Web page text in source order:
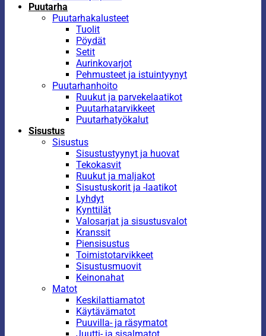
Puutarha
Puutarhakalusteet
Tuolit
Pöydät
Setit
Aurinkovarjot
Pehmusteet ja istuintyynyt
Puutarhanhoito
Ruukut ja parvekelaatikot
Puutarhatarvikkeet
Puutarhatyökalut
Sisustus
Sisustus
Sisustustyynyt ja huovat
Tekokasvit
Ruukut ja maljakot
Sisustuskorit ja -laatikot
Lyhdyt
Kynttilät
Valosarjat ja sisustusvalot
Kranssit
Piensisustus
Toimistotarvikkeet
Sisustusmuovit
Keinonahat
Matot
Keskilattiamatot
Käytävämatot
Puuvilla- ja räsymatot